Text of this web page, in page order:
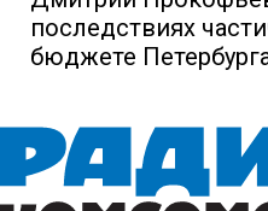
последствиях
бюджете